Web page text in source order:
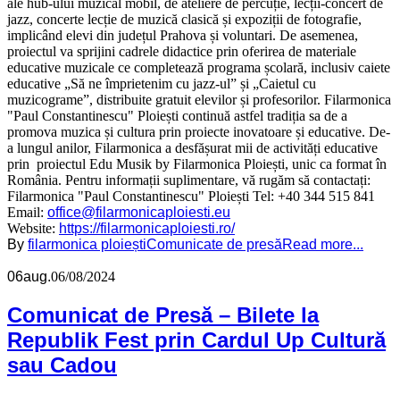
ale hub-ului muzical mobil, de ateliere de percuție, lecții-concert de
jazz, concerte lecție de muzică clasică și expoziții de fotografie,
implicând elevi din județul Prahova și voluntari. De asemenea,
proiectul va sprijini cadrele didactice prin oferirea de materiale
educative muzicale ce completează programa școlară, inclusiv caiete
educative „Să ne împrietenim cu jazz-ul” și „Caietul cu
muzicograme”, distribuite gratuit elevilor și profesorilor. Filarmonica
"Paul Constantinescu" Ploiești continuă astfel tradiția sa de a
promova muzica și cultura prin proiecte inovatoare și educative. De-
a lungul anilor, Filarmonica a desfășurat mii de activități educative
prin proiectul Edu Musik by Filarmonica Ploiești, unic ca format în
România. Pentru informații suplimentare, vă rugăm să contactați:
Filarmonica "Paul Constantinescu" Ploiești Tel: +40 344 515 841
Email: office@filarmonicaploiesti.eu
Website: https://filarmonicaploiesti.ro/
By filarmonica ploieștiComunicate de presăRead more...
06aug.06/08/2024
Comunicat de Presă – Bilete la
Republik Fest prin Cardul Up Cultură
sau Cadou